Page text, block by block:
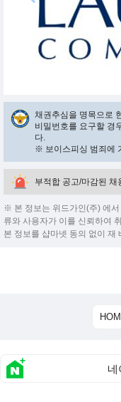
채권추심을 명목으로
비밀번호를 요구할 경
다.
※ 보이스피싱 범죄에
부적합 공고/마감된 채
※ 본 정보는 위드가인(주) 에
류와 사용자가 이를 신뢰하여
본 정보를 샵마넷 동의 없이 재